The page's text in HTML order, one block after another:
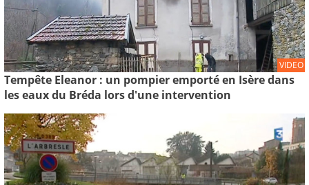
VIDEO
Tempête Eleanor : un pompier emporté en Isère dans
les eaux du Bréda lors d'une intervention